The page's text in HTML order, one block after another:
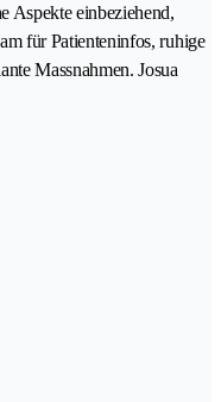
Aspekte einbeziehend,
für Patienteninfos, ruhige
Massnahmen. Josua